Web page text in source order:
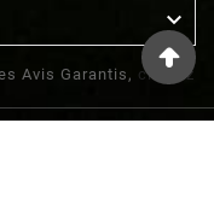

Avis Garantis, cliquez